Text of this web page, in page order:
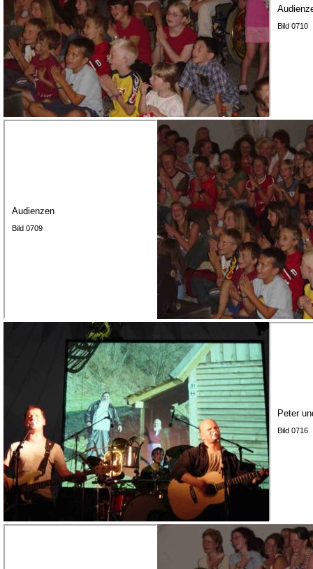
Bild 0710
Audienzen
Bild 0709
Peter
Bild 0716